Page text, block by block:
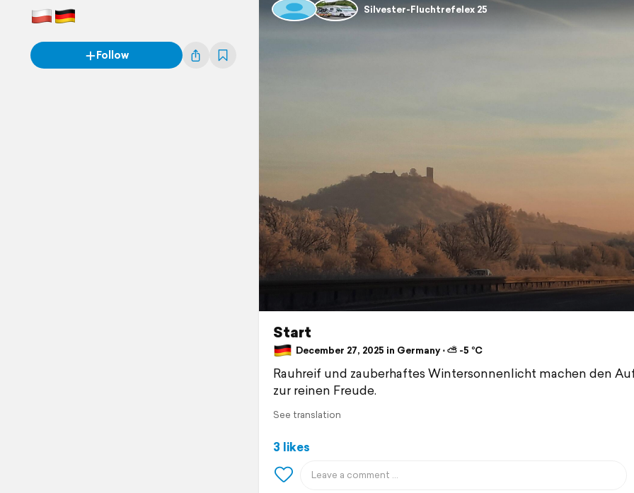
Follow
Silvester-Fluchtrefelex 25
Start
December 27, 2025 in Germany ⋅ ⛅ -5 °C
Rauhreif und zauberhaftes Wintersonnenlicht machen den
zur reinen Freude.
See translation
3 likes